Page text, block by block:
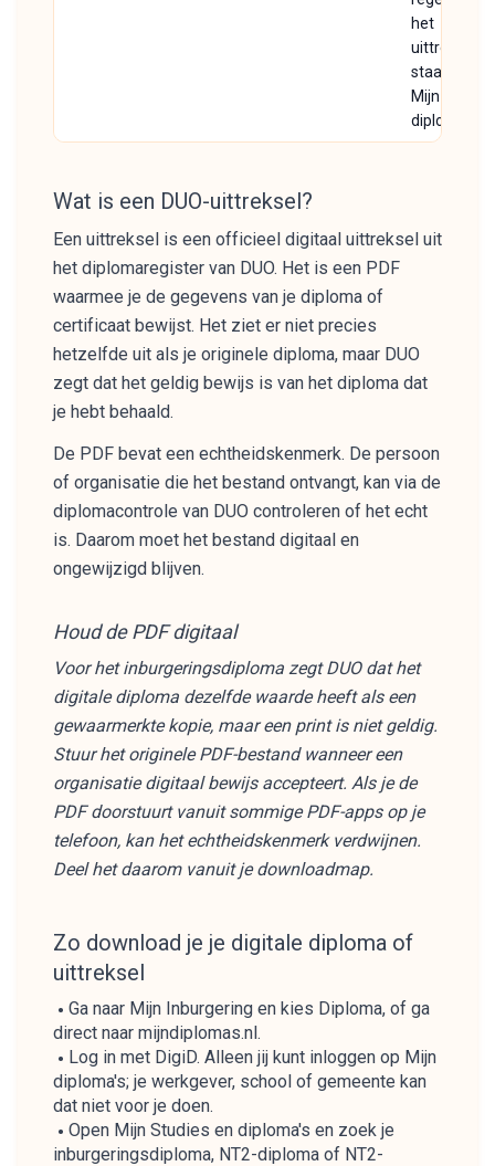
het
uittreksel
staat in
Mijn
diploma's
Wat is een DUO-uittreksel?
Een uittreksel is een officieel digitaal uittreksel uit
het diplomaregister van DUO. Het is een PDF
waarmee je de gegevens van je diploma of
certificaat bewijst. Het ziet er niet precies
hetzelfde uit als je originele diploma, maar DUO
zegt dat het geldig bewijs is van het diploma dat
je hebt behaald.
De PDF bevat een echtheidskenmerk. De persoon
of organisatie die het bestand ontvangt, kan via de
diplomacontrole van DUO controleren of het echt
is. Daarom moet het bestand digitaal en
ongewijzigd blijven.
Houd de PDF digitaal
Voor het inburgeringsdiploma zegt DUO dat het
digitale diploma dezelfde waarde heeft als een
gewaarmerkte kopie, maar een print is niet geldig.
Stuur het originele PDF-bestand wanneer een
organisatie digitaal bewijs accepteert. Als je de
PDF doorstuurt vanuit sommige PDF-apps op je
telefoon, kan het echtheidskenmerk verdwijnen.
Deel het daarom vanuit je downloadmap.
Zo download je je digitale diploma of
uittreksel
Ga naar Mijn Inburgering en kies Diploma, of ga
direct naar mijndiplomas.nl.
Log in met DigiD. Alleen jij kunt inloggen op Mijn
diploma's; je werkgever, school of gemeente kan
dat niet voor je doen.
Open Mijn Studies en diploma's en zoek je
inburgeringsdiploma, NT2-diploma of NT2-